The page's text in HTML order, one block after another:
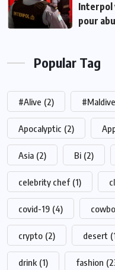
Interpol
pour
Popular Tag
#Alive (2)
Apocalyptic (2)
Asia (2) Bi (2)
celebrity chef (1)
covid-19 (4)
crypto (2) desert
drink (1) fashion